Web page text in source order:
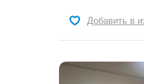
Добавить в